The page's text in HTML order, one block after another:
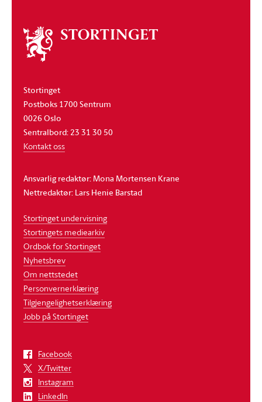
Om
stortinget
Stortinget
Postboks 1700 Sentrum
0026 Oslo
Sentralbord: 23 31 30 50
Kontakt oss
Ansvarlig redaktør: Mona Mortensen Krane
Nettredaktør: Lars Henie Barstad
Stortinget undervisning
Stortingets mediearkiv
Ordbok for Stortinget
Nyhetsbrev
Om nettstedet
Personvernerklæring
Tilgjengelighetserklæring
Jobb på Stortinget
Facebook
X/Twitter
Instagram
LinkedIn